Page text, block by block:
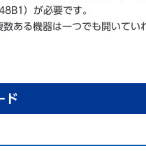
）が必要です。
数ある機器は一つでも開いてい
ド